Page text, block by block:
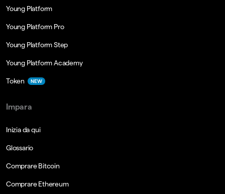
Young Platform
Young Platform Pro
Young Platform Step
Young Platform Academy
Token NEW
Impara
Inizia da qui
Glossario
Comprare Bitcoin
Comprare Ethereum